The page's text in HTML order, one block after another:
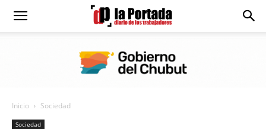
Diario
Portada
Inicio Sociedad
Sociedad